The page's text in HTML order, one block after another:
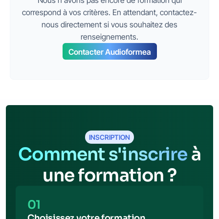
(Présentiel)
“Maîtrisez la complexité sonore”
Voir le programme
correspond à vos critères. En attendant, contactez-
nous directement si vous souhaitez des
renseignements.
Contacter Audioformea
INSCRIPTION
Comment s'inscrire à
une formation ?
01